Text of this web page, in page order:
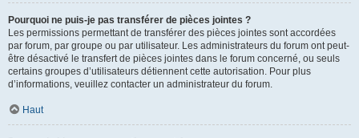
Pourquoi ne puis-je pas transférer de pièces jointes ?
Les permissions permettant de transférer des pièces jointes sont accordées
par forum, par groupe ou par utilisateur. Les administrateurs du forum ont peut-
être désactivé le transfert de pièces jointes dans le forum concerné, ou seuls
certains groupes d’utilisateurs détiennent cette autorisation. Pour plus
d’informations, veuillez contacter un administrateur du forum.
Haut